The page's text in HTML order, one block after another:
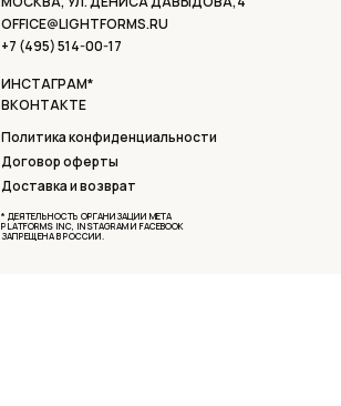
ИНСТАГРАМ*
ВКОНТАКТЕ
+7 (495) 514-00-17
OFFICE@LIGHTFORMS.RU
* ДЕЯТЕЛЬНОСТЬ ОРГАНИЗАЦИИ META
PLATFORMS INC, INSTAGRAM И FACEBOOK
ЗАПРЕЩЕНА В РОССИИ.
Политика конфиденциальности
Договор оферты
Доставка и возврат